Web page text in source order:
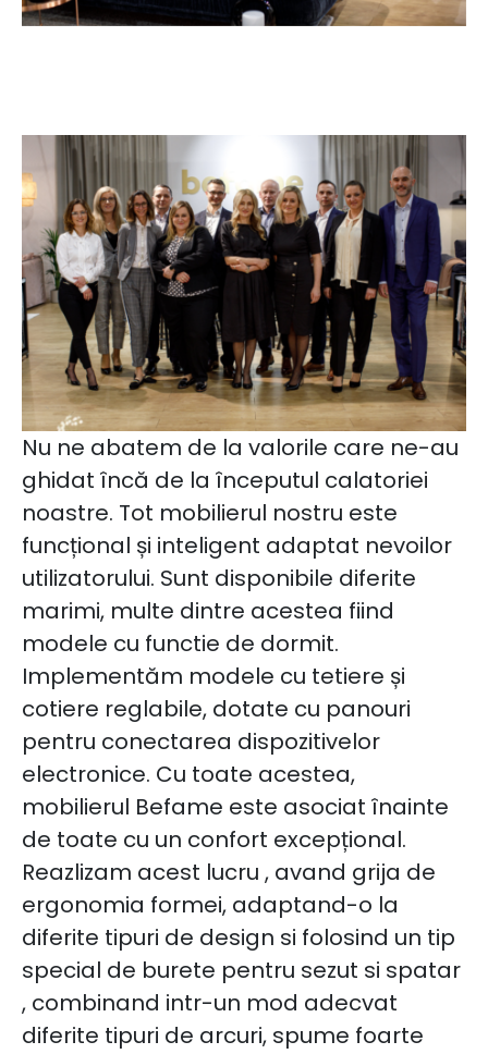
Nu ne abatem de la valorile care ne-au
ghidat încă de la începutul calatoriei
noastre. Tot mobilierul nostru este
funcțional și inteligent adaptat nevoilor
utilizatorului. Sunt disponibile diferite
marimi, multe dintre acestea fiind
modele cu functie de dormit.
Implementăm modele cu tetiere și
cotiere reglabile, dotate cu panouri
pentru conectarea dispozitivelor
electronice. Cu toate acestea,
mobilierul Befame este asociat înainte
de toate cu un confort excepțional.
Reazlizam acest lucru , avand grija de
ergonomia formei, adaptand-o la
diferite tipuri de design si folosind un tip
special de burete pentru sezut si spatar
, combinand intr-un mod adecvat
diferite tipuri de arcuri, spume foarte